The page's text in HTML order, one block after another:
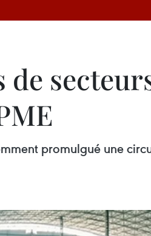
de
promulgué une